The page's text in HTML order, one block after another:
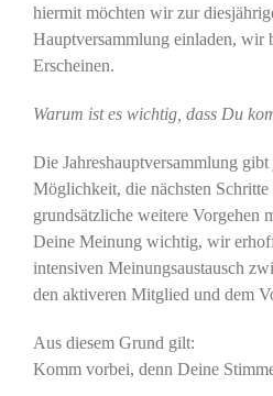
hiermit möchten wir zur
Hauptversammlung einladen, wir
Erscheinen.
Warum ist es wichtig, dass Du
Die Jahreshauptversammlung
Möglichkeit, die nächsten Schritte
grundsätzliche weitere Vorgehen
Deine Meinung wichtig, wir
intensiven Meinungsaustausch
den aktiveren Mitglied und dem
Aus diesem Grund gilt:
Komm vorbei, denn Deine